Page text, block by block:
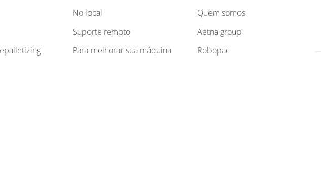
no local
suporte remoto
para melhorar sua máquina
quem somos
aetna group
robopac